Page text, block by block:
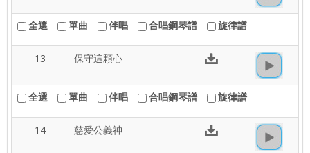
全選 單曲 伴唱 合唱鋼琴譜 旋律譜
13 保守這顆心
全選 單曲 伴唱 合唱鋼琴譜 旋律譜
14 慈愛公義神